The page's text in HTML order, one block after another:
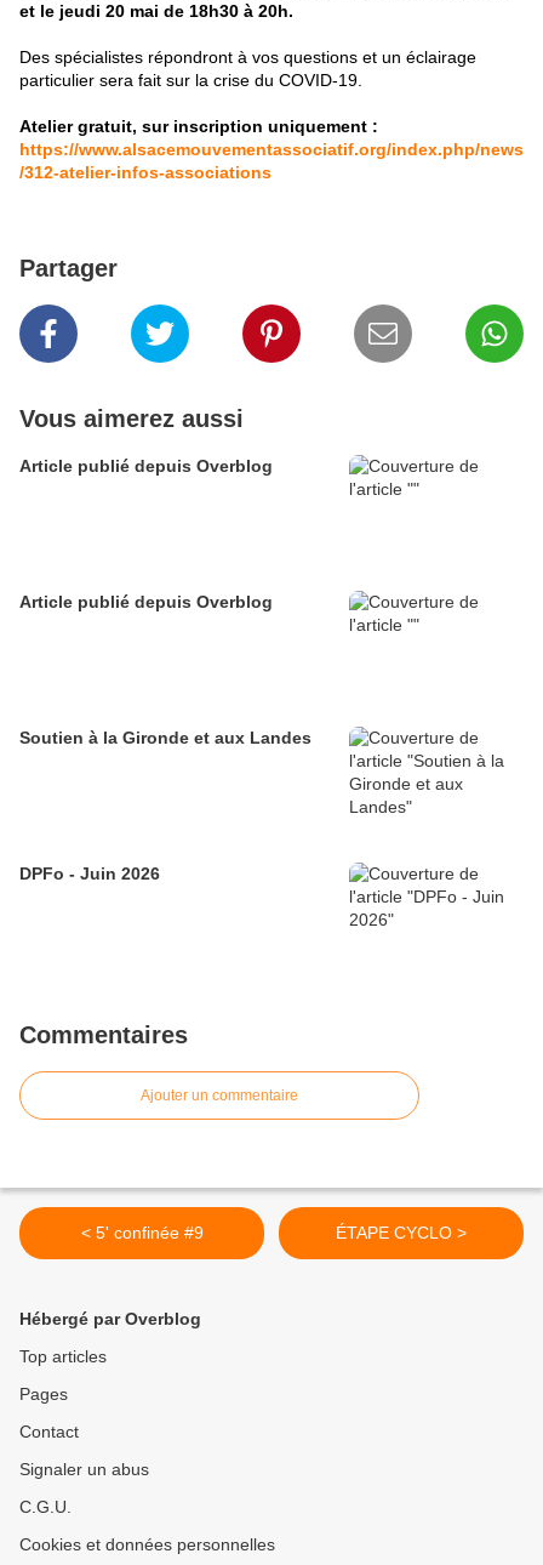
et le jeudi 20 mai de 18h30 à 20h.
Des spécialistes répondront à vos questions et un éclairage
particulier sera fait sur la crise du COVID-19.
Atelier gratuit, sur inscription uniquement :
https://www.alsacemouvementassociatif.org/index.php/news
/312-atelier-infos-associations
Partager
Vous aimerez aussi
Article publié depuis Overblog
Article publié depuis Overblog
Soutien à la Gironde et aux Landes
DPFo - Juin 2026
Commentaires
Ajouter un commentaire
< 5' confinée #9 ÉTAPE CYCLO >
Hébergé par Overblog
Top articles
Pages
Contact
Signaler un abus
C.G.U.
Cookies et données personnelles